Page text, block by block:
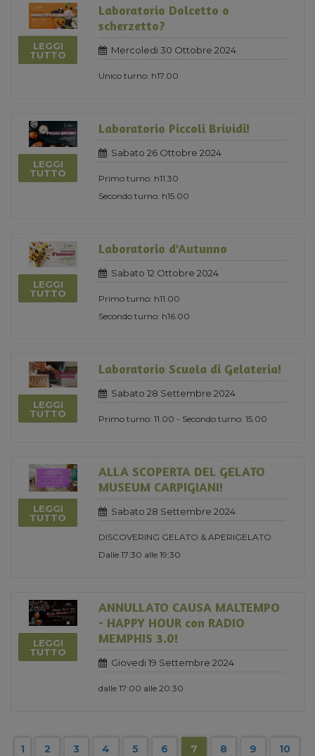
LEGGI
TUTTO
Laboratorio Dolcetto o
scherzetto?
Mercoledi 30 Ottobre 2024
Unico turno: h17.00
LEGGI
TUTTO
Laboratorio Piccoli Brividi!
Sabato 26 Ottobre 2024
Primo turno: h11.30
Secondo turno: h15.00
LEGGI
TUTTO
Laboratorio d'Autunno
Sabato 12 Ottobre 2024
Primo turno: h11.00
Secondo turno: h16.00
LEGGI
TUTTO
Laboratorio Scuola di Gelateria!
Sabato 28 Settembre 2024
Primo turno: 11.00 - Secondo turno: 15.00
LEGGI
TUTTO
ALLA SCOPERTA DEL GELATO
MUSEUM CARPIGIANI!
Sabato 28 Settembre 2024
DISCOVERING GELATO & APERIGELATO
Dalle 17:30 alle 19:30
LEGGI
TUTTO
ANNULLATO CAUSA MALTEMPO
- HAPPY HOUR con RADIO
MEMPHIS 3.0!
Giovedi 19 Settembre 2024
dalle 17:00 alle 20:30
1 2 3 4 5 6 7 8 9 10